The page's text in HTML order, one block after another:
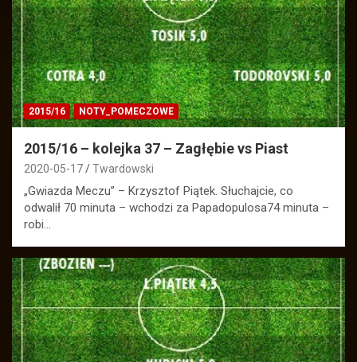
2015/16 NOTY_POMECZOWE
2015/16 – kolejka 37 – Zagłębie vs Piast
2020-05-17 Twardowski
„Gwiazda Meczu” – Krzysztof Piątek. Słuchajcie, co
odwalił 70 minuta – wchodzi za Papadopulosa74 minuta –
robi…